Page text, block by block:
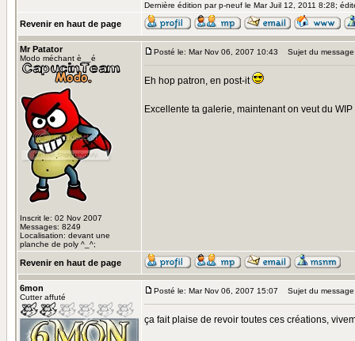
Dernière édition par p-neuf le Mar Juil 12, 2011 8:28;
Revenir en haut de page
Mr Patator
Modo méchant è__é
Inscrit le: 02 Nov 2007
Messages: 8249
Localisation: devant une
planche de poly ^_^;
Posté le: Mar Nov 06, 2007 10:43 Sujet du
Eh hop patron, en post-it
Excellente ta galerie, maintenant on veut du WIP
Revenir en haut de page
6mon
Cutter affuté
Posté le: Mar Nov 06, 2007 15:07 Sujet du
ça fait plaise de revoir toutes ces créations,